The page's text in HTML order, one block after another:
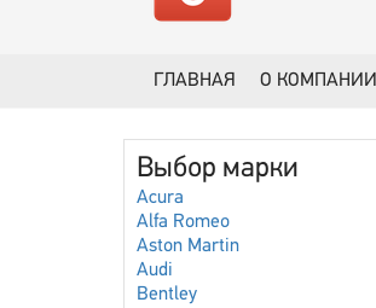
ГЛАВНАЯ О КОМПАНИИ
Выбор марки
Acura
Alfa Romeo
Aston Martin
Audi
Bentley